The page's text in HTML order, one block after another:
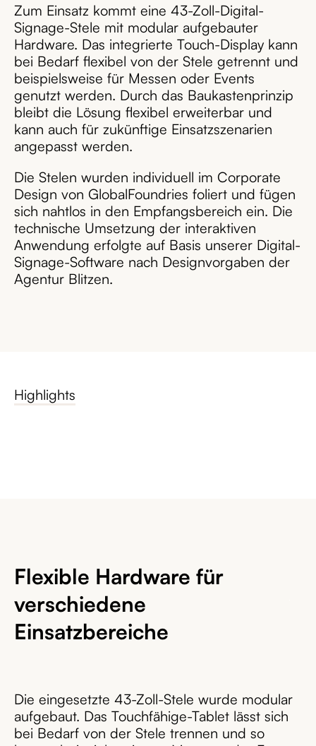
Zum Einsatz kommt eine 43-Zoll-Digital-
Signage-Stele mit modular aufgebauter
Hardware. Das integrierte Touch-Display kann
bei Bedarf flexibel von der Stele getrennt und
beispielsweise für Messen oder Events
genutzt werden. Durch das Baukastenprinzip
bleibt die Lösung flexibel erweiterbar und
kann auch für zukünftige Einsatzszenarien
angepasst werden.
Die Stelen wurden individuell im Corporate
Design von GlobalFoundries foliert und fügen
sich nahtlos in den Empfangsbereich ein. Die
technische Umsetzung der interaktiven
Anwendung erfolgte auf Basis unserer Digital-
Signage-Software nach Designvorgaben der
Agentur Blitzen.
Highlights
Flexible Hardware für
verschiedene
Einsatzbereiche
Die eingesetzte 43-Zoll-Stele wurde modular
aufgebaut. Das Touchfähige-Tablet lässt sich
bei Bedarf von der Stele trennen und so